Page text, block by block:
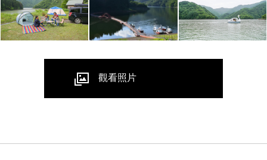
觀看照片